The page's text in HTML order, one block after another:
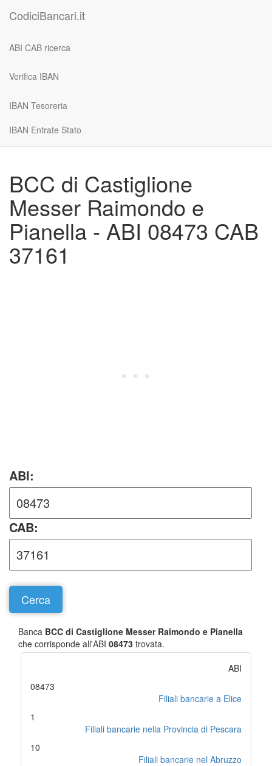
CodiciBancari.it
ABI CAB ricerca
Verifica IBAN
IBAN Tesoreria
IBAN Entrate Stato
BCC di Castiglione
Messer Raimondo e
Pianella - ABI 08473 CAB
37161
ABI:
CAB:
Banca BCC di Castiglione Messer Raimondo e Pianella
che corrisponde all'ABI 08473 trovata.
ABI
08473
Filiali bancarie a Elice
1
Filiali bancarie nella Provincia di Pescara
10
Filiali bancarie nel Abruzzo